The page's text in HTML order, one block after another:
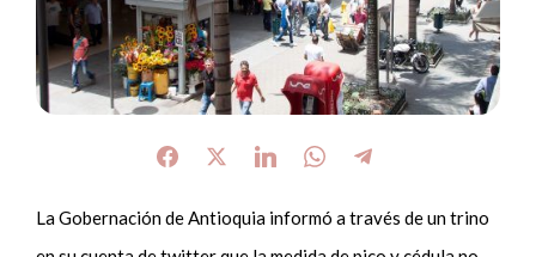
La Gobernación de Antioquia informó a través de un trino